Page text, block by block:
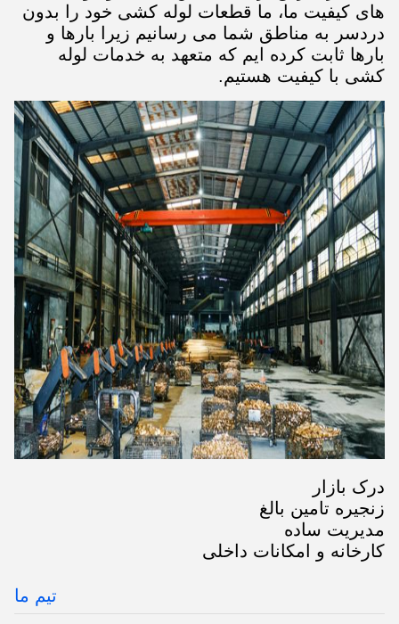
های کیفیت ما، ما قطعات لوله کشی خود را بدون
دردسر به مناطق شما می رسانیم زیرا بارها و
بارها ثابت کرده ایم که متعهد به خدمات لوله
کشی با کیفیت هستیم.
درک بازار
زنجیره تامین بالغ
مدیریت ساده
کارخانه و امکانات داخلی
تیم ما